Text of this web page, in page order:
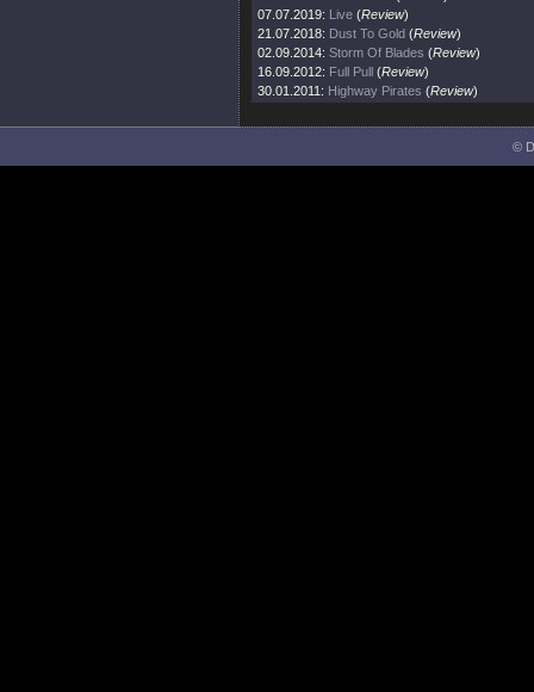
07.07.2019: Live (Review)
21.07.2018: Dust To Gold (Review)
02.09.2014: Storm Of Blades (Review)
16.09.2012: Full Pull (Review)
30.01.2011: Highway Pirates (Review)
©